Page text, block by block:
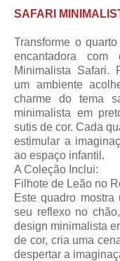
SAFARI
Transforme o
encantadora
Minimalista Safari.
um ambiente
charme do tema
minimalista em
sutis de cor. Cada
estimular a
ao espaço infantil.
A Coleção Inclui:
Filhote de Leão no
Este quadro
seu reflexo no
design minimalista
de cor, cria uma
despertar a